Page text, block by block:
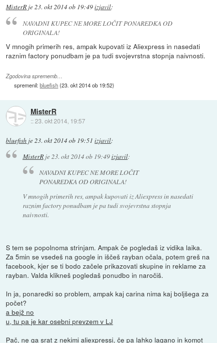
MisterR je23. okt 2014 ob 19:49izjavil:
NAVADNI KUPEC NE MORE LOČIT PONAREDKA OD
ORIGINALA!
V mnogih primerih res, ampak kupovati iz Aliexpress in nasedati
raznim factory ponudbam je pa tudi svojevrstna stopnja naivnosti.
Zgodovina sprememb…
spremenil:bluefish(23. okt 2014 ob 19:52)
MisterR
::23. okt 2014, 19:57
bluefish je 23. okt 2014 ob 19:51 izjavil:
MisterRje23. okt 2014 ob 19:49izjavil:
NAVADNI KUPEC NE MORE LOČIT
PONAREDKA OD ORIGINALA!
V mnogih primerih res, ampak kupovati iz Aliexpress in nasedati
raznim factory ponudbam je pa tudi svojevrstna stopnja
naivnosti.
S tem se popolnoma strinjam. Ampak če pogledaš iz vidika laika.
Za 5min se vsedeš na google in iščeš rayban očala, potem greš na
facebook, kjer se ti bodo začele prikazovati skupine in reklame za
rayban. Valda klikneš pogledaš ponudbo in naročiš.
In ja, ponaredki so problem, ampak kaj carina nima kaj boljšega za
počet?
a bejž no
u, tu pa je kar osebni prevzem v LJ
Pač, ne ga srat z nekimi aliexpressi, če pa lahko lagano in komot